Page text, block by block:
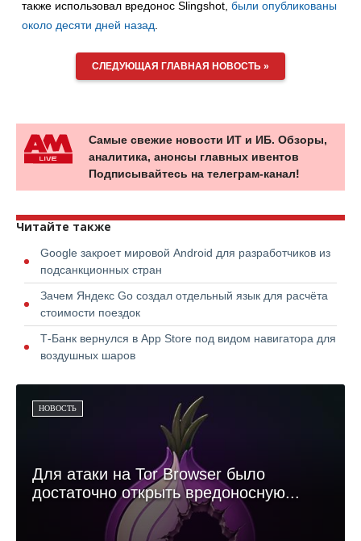
также использовал вредонос Slingshot, были опубликованы
около десяти дней назад
СЛЕДУЮЩАЯ ГЛАВНАЯ НОВОСТЬ »
Самые свежие новости ИТ и ИБ. Обзоры,
аналитика, анонсы главных ивентов
Подписывайтесь на телеграм-канал!
Читайте также
Google закроет мировой Android для разработчиков из
подсанкционных стран
Зачем Яндекс Go создал отдельный язык для расчёта
стоимости поездок
Т-Банк вернулся в App Store под видом навигатора для
воздушных шаров
НОВОСТЬ
Для атаки на Tor Browser было
достаточно открыть вредоносную...